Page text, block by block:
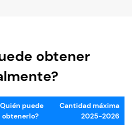
obtener
puede
obtenerlo?
Cantidad máxima
2025-2026